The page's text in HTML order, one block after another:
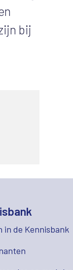
bij
in de Kennisbank